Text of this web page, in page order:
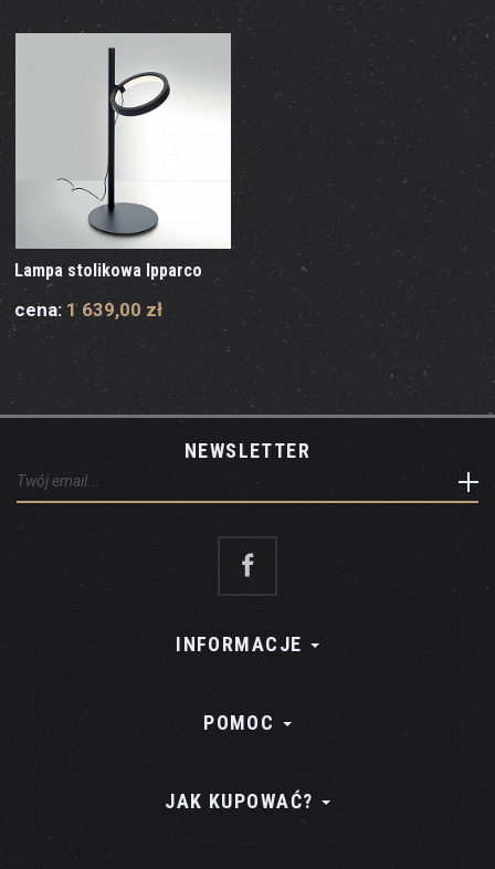
Lampa stolikowa Ipparco
cena: 1 639,00 zł
NEWSLETTER
INFORMACJE
POMOC
JAK KUPOWAĆ?